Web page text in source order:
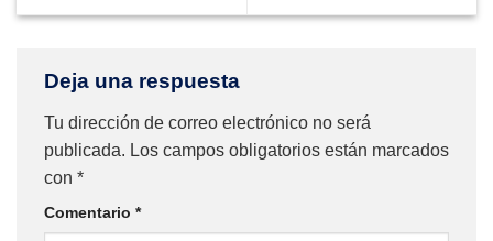
Deja una respuesta
Tu dirección de correo electrónico no será
publicada. Los campos obligatorios están marcados
con *
Comentario *